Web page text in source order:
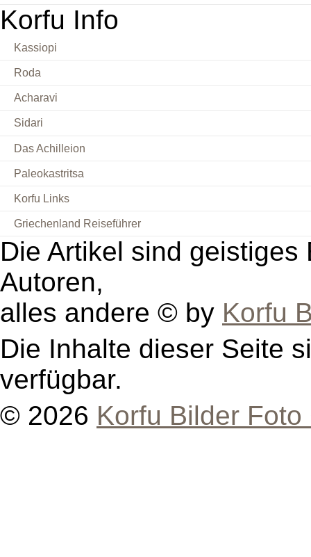
Korfu Info
Kassiopi
Roda
Acharavi
Sidari
Das Achilleion
Paleokastritsa
Korfu Links
Griechenland Reiseführer
Die Artikel sind
Autoren,
alles andere © by Korfu
Die Inhalte dieser Seite
verfügbar.
© 2026 Korfu Bilder Foto